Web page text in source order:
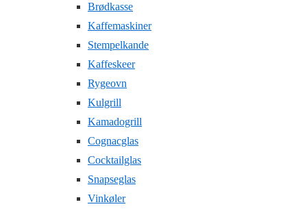
Brødkasse
Kaffemaskiner
Stempelkande
Kaffeskeer
Rygeovn
Kulgrill
Kamadogrill
Cognacglas
Cocktailglas
Snapseglas
Vinkøler